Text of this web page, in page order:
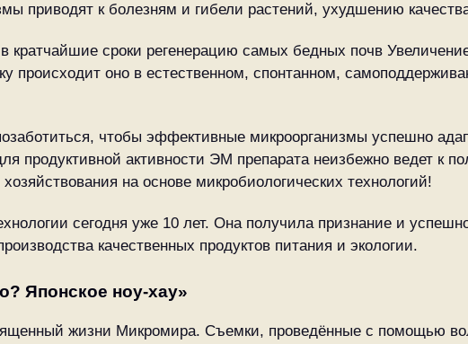
приводят к болезням и гибели растений, ухудшению
кратчайшие сроки регенерацию самых бедных почв
происходит оно в естественном, спонтанном,
чтобы эффективные микроорганизмы успешно
продуктивной активности ЭМ препарата неизбежно ведет к
на основе микробиологических технологий!
сегодня уже 10 лет. Она получила признание и
качественных продуктов питания и экологии.
Японское ноу-хау»
жизни Микромира. Съемки, проведённые с помощью